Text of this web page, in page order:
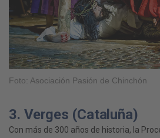
Foto: Asociación Pasión de Chinchón
3. Verges (Cataluña)
Con más de 300 años de historia, la